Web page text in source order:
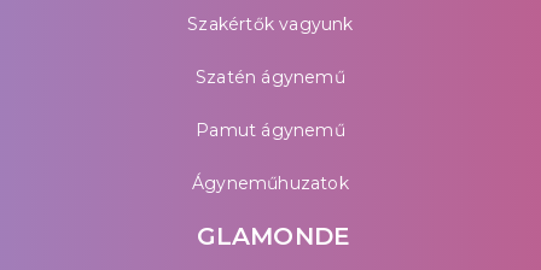
Szakértők vagyunk
Szatén ágynemű
Pamut ágynemű
Ágyneműhuzatok
GLAMONDE